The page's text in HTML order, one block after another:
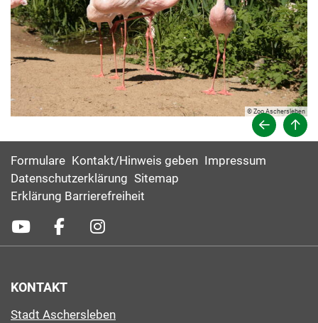
© Zoo Aschersleben
Formulare Kontakt/Hinweis geben Impressum
Datenschutzerklärung Sitemap
Erklärung Barrierefreiheit
KONTAKT
Stadt Aschersleben